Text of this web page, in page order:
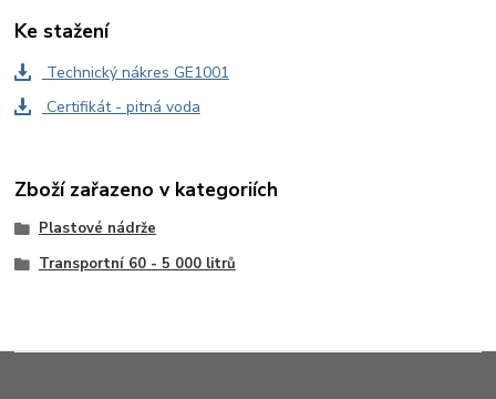
Ke stažení
Technický nákres GE1001
Certifikát - pitná voda
Zboží zařazeno v kategoriích
Plastové nádrže
Transportní 60 - 5 000 litrů